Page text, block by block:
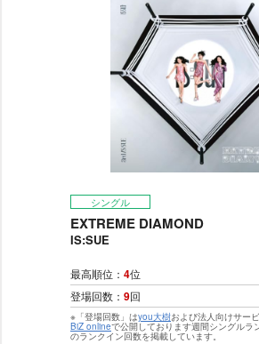
シングル
EXTREME DIAMOND
IS:SUE
最高順位： 4位
登場回数： 9回
※「登場回数」はyou大樹および法人向けサー
BiZ onlineで公開しております週間シングルラ
のランクイン回数を掲載しています。